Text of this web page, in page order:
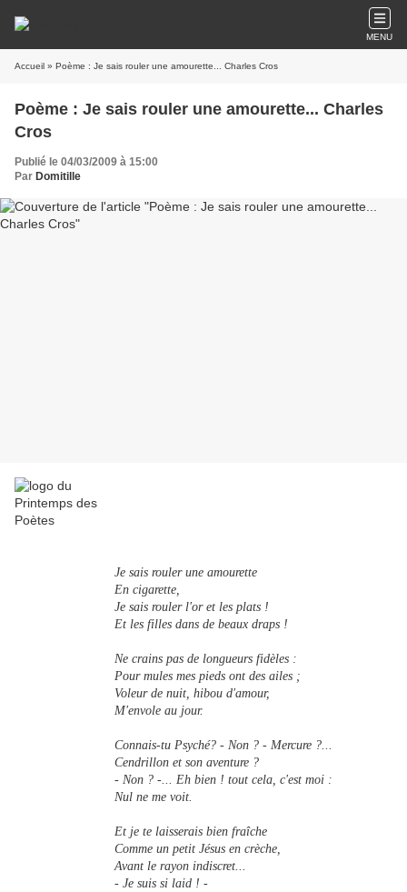
MENU
Accueil » Poème : Je sais rouler une amourette... Charles Cros
Poème : Je sais rouler une amourette... Charles
Cros
Publié le 04/03/2009 à 15:00
Par Domitille
Je sais rouler une amourette
En cigarette,
Je sais rouler l'or et les plats !
Et les filles dans de beaux draps !
Ne crains pas de longueurs fidèles :
Pour mules mes pieds ont des ailes ;
Voleur de nuit, hibou d'amour,
M'envole au jour.
Connais-tu Psyché? - Non ? - Mercure ?...
Cendrillon et son aventure ?
- Non ? -... Eh bien ! tout cela, c'est moi :
Nul ne me voit.
Et je te laisserais bien fraîche
Comme un petit Jésus en crèche,
Avant le rayon indiscret...
- Je suis si laid ! -